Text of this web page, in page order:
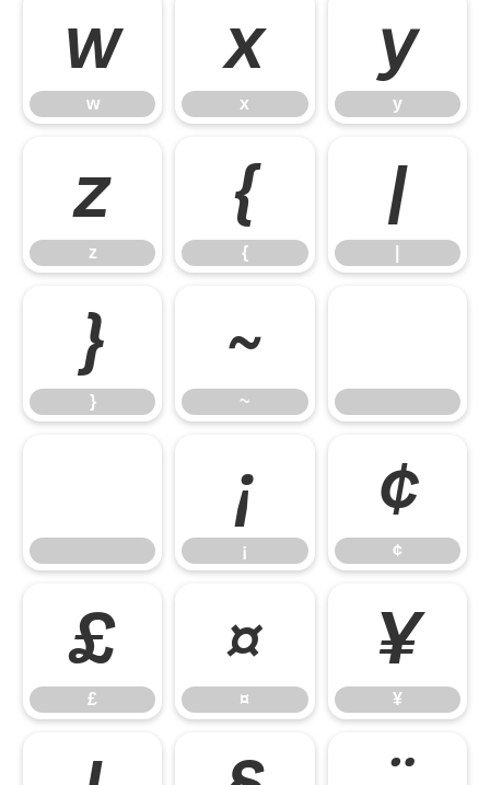
w
w
x
x
y
y
z
z
{
{
|
}
}
~
~
¡
¡
¢
¢
£
£
¤
¤
¥
¥